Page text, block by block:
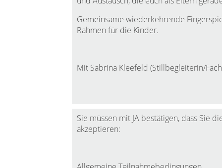
Gemeinsame wiederkehrende
Rahmen für die Kinder.
Mit Sabrina Kleefeld (Stillbegleiterin/
Sie müssen mit JA bestätigen, dass Sie
akzeptieren: